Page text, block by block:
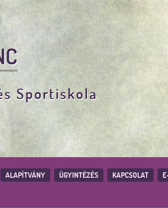
Sportiskola
ALAPÍTVÁNY ÜGYINTÉZÉS KAPCSOLAT